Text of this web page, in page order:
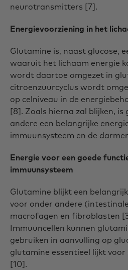
neurotransmitters [7].
Energievoorziening in het
Glutamine is, naast glucose,
waaruit het lichaam energie
wordt daartoe omgezet in
citroenzuurcyclus wordt
op celniveau in de
[8]. Zoals hierna zal blijken, is
andere een belangrijke
immuunsysteem en de
Energie voor een goede
immuunsysteem
Glutamine blijkt een
voor onder andere
macrofagen en fibroblasten
Immuuncellen kunnen
gebruiken in aanvulling op
glutamine essentieel lijkt
[10].